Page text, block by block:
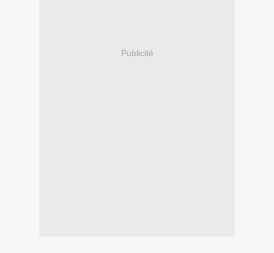
Publicité